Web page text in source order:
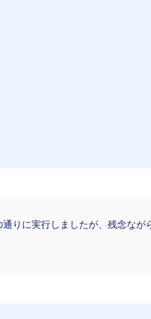
りに実行しましたが、残念なが